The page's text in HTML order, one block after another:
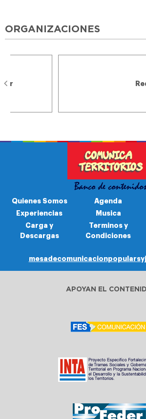
ORGANIZACIONES
Quienes Somos
Experiencias
Carga y
Descargas
Agenda
Musica
Terminos y
Condiciones
APOYAN EL